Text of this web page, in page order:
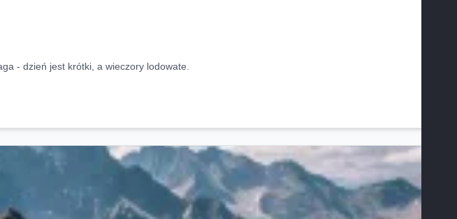
- dzień jest krótki, a wieczory lodowate.